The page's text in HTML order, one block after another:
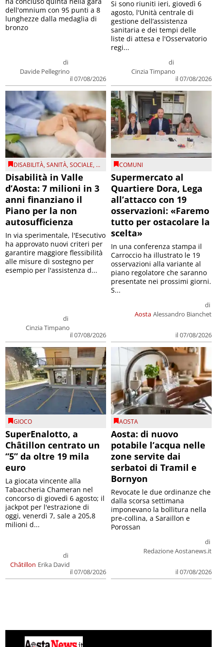
di
Davide Pellegrino
il 07/08/2026
dell'omnium con 95 punti a 8
lunghezze dalla medaglia di
bronzo
di
Cinzia Timpano
il 07/08/2026
Si sono riuniti ieri, giovedì 6
agosto, l'Unità centrale di
gestione dell’assistenza
sanitaria e dei tempi delle
liste di attesa e l'Osservatorio
regi...
DISABILITÀ,SANITÀ,SOCIALE, ...
Disabilità in Valle
d’Aosta: 7 milioni in 3
anni finanziano il
Piano per la non
autosufficienza
di
Cinzia Timpano
il 07/08/2026
In via sperimentale, l'Esecutivo
ha approvato nuovi criteri per
garantire maggiore flessibilità
alle misure di sostegno per
esempio per l'assistenza d...
COMUNI
Supermercato al
Quartiere Dora, Lega
all’attacco con 19
osservazioni: «Faremo
tutto per ostacolare la
scelta»
Aosta
di
Alessandro Bianchet
il 07/08/2026
In una conferenza stampa il
Carroccio ha illustrato le 19
osservazioni alla variante al
piano regolatore che saranno
presentate nei prossimi giorni.
S...
GIOCO
SuperEnalotto, a
Châtillon centrato un
“5” da oltre 19 mila
euro
Châtillon
di
Erika David
il 07/08/2026
La giocata vincente alla
Tabaccheria Chameran nel
concorso di giovedì 6 agosto; il
jackpot per l'estrazione di
oggi, venerdì 7, sale a 205,8
milioni d...
AOSTA
Aosta: di nuovo
potabile l’acqua nelle
zone servite dai
serbatoi di Tramil e
Bornyon
di
Redazione Aostanews.it
il 07/08/2026
Revocate le due ordinanze che
dalla scorsa settimana
imponevano la bollitura nella
pre-collina, a Saraillon e
Porossan